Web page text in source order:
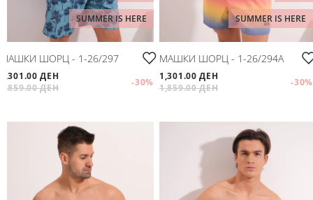
SUMMER IS HERE
МАШКИ ШОРЦ - 1-26/297
1,301.00 ДЕН
1,859.00 ДЕН
-30%
SUMMER IS HERE
МАШКИ ШОРЦ - 1-26/294A
1,301.00 ДЕН
1,859.00 ДЕН
-30%